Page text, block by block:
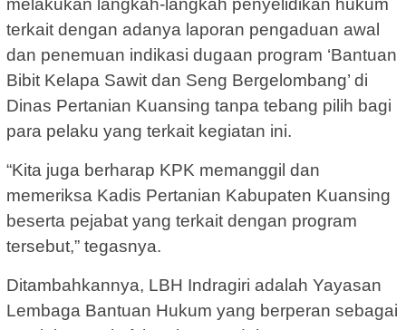
melakukan langkah-langkah penyelidikan hukum
terkait dengan adanya laporan pengaduan awal
dan penemuan indikasi dugaan program ‘Bantuan
Bibit Kelapa Sawit dan Seng Bergelombang’ di
Dinas Pertanian Kuansing tanpa tebang pilih bagi
para pelaku yang terkait kegiatan ini.
“Kita juga berharap KPK memanggil dan
memeriksa Kadis Pertanian Kabupaten Kuansing
beserta pejabat yang terkait dengan program
tersebut,” tegasnya.
Ditambahkannya, LBH Indragiri adalah Yayasan
Lembaga Bantuan Hukum yang berperan sebagai